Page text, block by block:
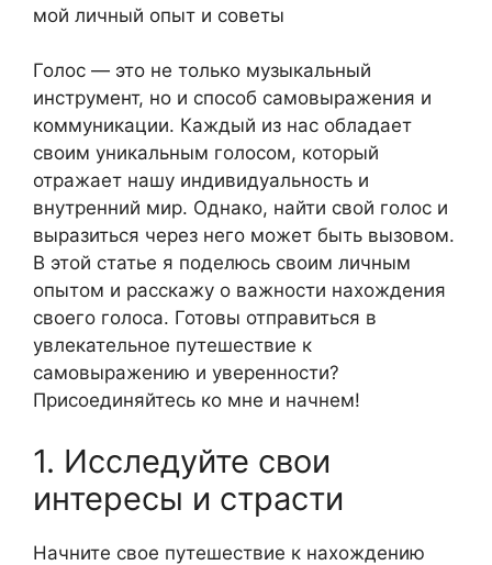
мой личный опыт и советы
Голос — это не только музыкальный
инструмент, но и способ самовыражения и
коммуникации. Каждый из нас обладает
своим уникальным голосом, который
отражает нашу индивидуальность и
внутренний мир. Однако, найти свой голос и
выразиться через него может быть вызовом.
В этой статье я поделюсь своим личным
опытом и расскажу о важности нахождения
своего голоса. Готовы отправиться в
увлекательное путешествие к
самовыражению и уверенности?
Присоединяйтесь ко мне и начнем!
1. Исследуйте свои
интересы и страсти
Начните свое путешествие к нахождению